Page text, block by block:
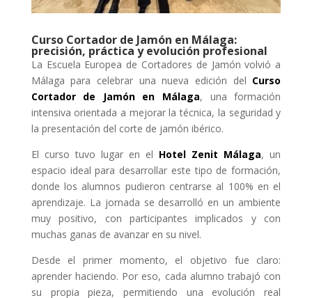
Curso Cortador de Jamón en Málaga:
precisión, práctica y evolución profesional
La Escuela Europea de Cortadores de Jamón volvió a
Málaga para celebrar una nueva edición del Curso
Cortador de Jamón en Málaga, una formación
intensiva orientada a mejorar la técnica, la seguridad y
la presentación del corte de jamón ibérico.
El curso tuvo lugar en el Hotel Zenit Málaga, un
espacio ideal para desarrollar este tipo de formación,
donde los alumnos pudieron centrarse al 100% en el
aprendizaje. La jornada se desarrolló en un ambiente
muy positivo, con participantes implicados y con
muchas ganas de avanzar en su nivel.
Desde el primer momento, el objetivo fue claro:
aprender haciendo. Por eso, cada alumno trabajó con
su propia pieza, permitiendo una evolución real